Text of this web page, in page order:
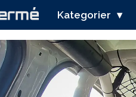
Kategorier